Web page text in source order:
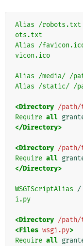
Alias /robots.txt
ots.txt
Alias /
vicon.ico
Alias /media/ /
Alias /static/ /
<Directory /path/
Require all
</Directory>
<Directory /path/
Require all
</Directory>
WSGIScriptAlias /
i.py
<Directory /path/
<Files wsgi.py>
Require all